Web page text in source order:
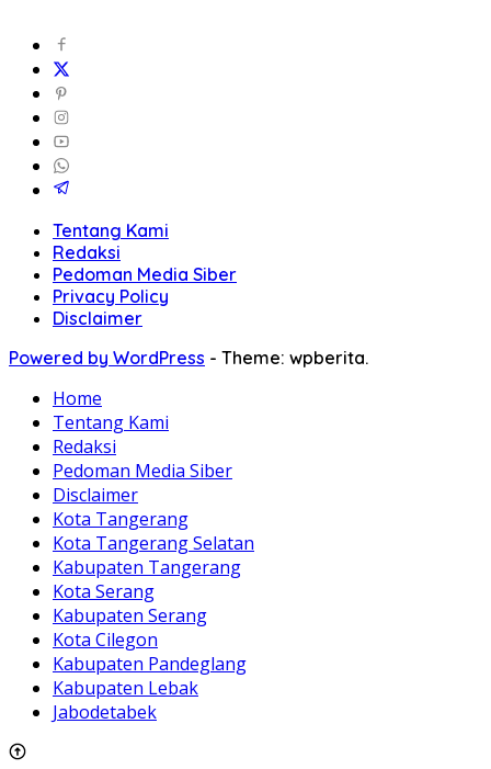
Tentang Kami
Redaksi
Pedoman Media Siber
Privacy Policy
Disclaimer
Powered by WordPress - Theme: wpberita.
Home
Tentang Kami
Redaksi
Pedoman Media Siber
Disclaimer
Kota Tangerang
Kota Tangerang Selatan
Kabupaten Tangerang
Kota Serang
Kabupaten Serang
Kota Cilegon
Kabupaten Pandeglang
Kabupaten Lebak
Jabodetabek